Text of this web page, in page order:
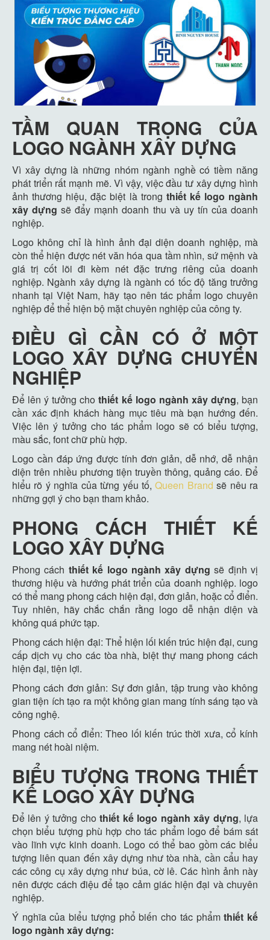
TẦM QUAN TRỌNG CỦA
LOGO NGÀNH XÂY DỰNG
Vì xây dựng là những nhóm ngành nghề có tiềm năng
phát triển rất mạnh mẽ. Vì vậy, việc đầu tư xây dựng hình
ảnh thương hiệu, đặc biệt là trong thiết kế logo ngành
xây dựng sẽ đẩy mạnh doanh thu và uy tín của doanh
nghiệp.
Logo không chỉ là hình ảnh đại diện doanh nghiệp, mà
còn thể hiện được nét văn hóa qua tầm nhìn, sứ mệnh và
giá trị cốt lõi đi kèm nét đặc trưng riêng của doanh
nghiệp. Ngành xây dựng là ngành có tốc độ tăng trưởng
nhanh tại Việt Nam, hãy tạo nên tác phẩm logo chuyên
nghiệp để thể hiện bộ mặt chuyên nghiệp của công ty.
ĐIỀU GÌ CẦN CÓ Ở MỘT
LOGO XÂY DỰNG CHUYÊN
NGHIỆP
Để lên ý tưởng chothiết kế logo ngành xây dựng, bạn
cần xác định khách hàng mục tiêu mà bạn hướng đến.
Việc lên ý tưởng cho tác phẩm logo sẽ có biểu tượng,
màu sắc, font chữ phù hợp.
Logo cần đáp ứng được tính đơn giản, dễ nhớ, dễ nhận
diện trên nhiều phương tiện truyền thông, quảng cáo. Để
hiểu rõ ý nghĩa của từng yếu tố,Queen Brand sẽ nêu ra
những gợi ý cho bạn tham khảo.
PHONG CÁCH THIẾT KẾ
LOGO XÂY DỰNG
Phong cách thiết kế logo ngành xây dựngsẽ định vị
thương hiệu và hướng phát triển của doanh nghiệp. logo
có thể mang phong cách hiện đại, đơn giản, hoặc cổ điển.
Tuy nhiên, hãy chắc chắn rằng logo dễ nhận diện và
không quá phức tạp.
Phong cách hiện đại: Thể hiện lối kiến trúc hiện đại, cung
cấp dịch vụ cho các tòa nhà, biệt thự mang phong cách
hiện đại, tiện lợi.
Phong cách đơn giản: Sự đơn giản, tập trung vào không
gian tiện ích tạo ra một không gian mang tính sáng tạo và
công nghệ.
Phong cách cổ điển: Theo lối kiến trúc thời xưa, cổ kính
mang nét hoài niệm.
BIỂU TƯỢNG TRONG THIẾT
KẾ LOGO XÂY DỰNG
Để lên ý tưởng chothiết kế logo ngành xây dựng, lựa
chọn biểu tượng phù hợp cho tác phẩm logo để bám sát
vào lĩnh vực kinh doanh. Logo có thể bao gồm các biểu
tượng liên quan đến xây dựng như tòa nhà, cần cẩu hay
các công cụ xây dựng như búa, cờ lê. Các hình ảnh này
nên được cách điệu để tạo cảm giác hiện đại và chuyên
nghiệp.
Ý nghĩa của biểu tượng phổ biến cho tác phẩmthiết kế
logo ngành xây dựng: